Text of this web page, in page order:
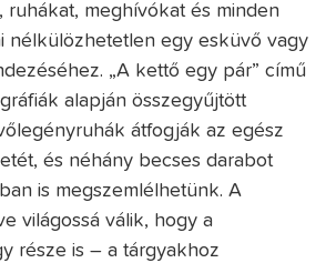
ruhákat, meghívókat és minden
nélkülözhetetlen egy esküvő vagy
„A kettő egy pár” című
alapján összegyűjtött
átfogják az egész
és néhány becses darabot
is megszemlélhetünk. A
világossá válik, hogy a
része is – a tárgyakhoz